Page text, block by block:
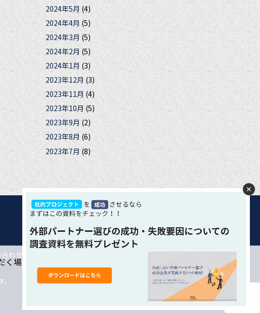
2024年5月 (4)
2024年4月(5)
2024年3月 (5)
2024年2月 (5)
2024年1月(3)
2023年12月(3)
2023年11月 (4)
2023年10月(5)
2023年9月 (2)
2023年8月 (6)
2023年7月(8)
わせ
✕
場合は、クッキーの使用に同意いただいたものとみなします。 ク